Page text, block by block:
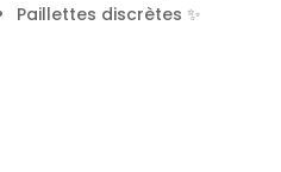
Paillettes discrètes ✨